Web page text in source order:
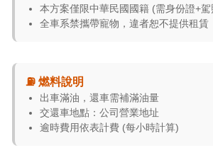
本方案僅限中華民國國籍 (需身份證+駕
全車系禁攜帶寵物，違者恕不提供租賃
⛽ 燃料說明
出車滿油，還車需補滿油量
交還車地點：公司營業地址
逾時費用依表計費 (每小時計算)